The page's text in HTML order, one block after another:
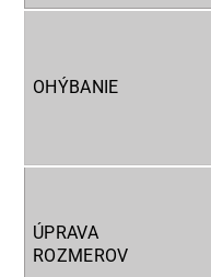
OHÝBANIE
ÚPRAVA
ROZMEROV